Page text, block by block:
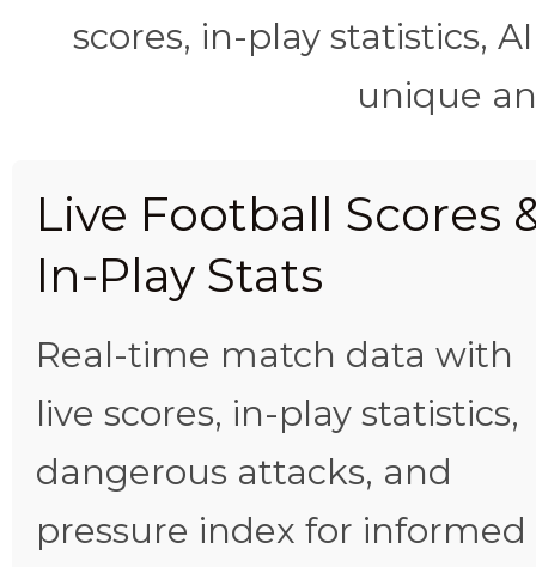
scores, in-play statistics,
unique
Live Football Scores
In-Play Stats
Real-time match data with
live scores, in-play statistics,
dangerous attacks, and
pressure index for informed